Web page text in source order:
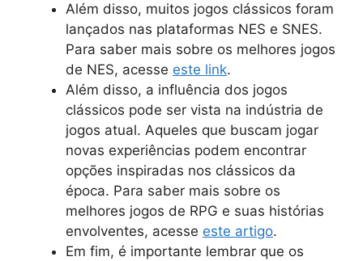
Além disso, muitos jogos clássicos foram
lançados nas plataformas NES e SNES.
Para saber mais sobre os melhores jogos
de NES, acesse este link.
Além disso, a influência dos jogos
clássicos pode ser vista na indústria de
jogos atual. Aqueles que buscam jogar
novas experiências podem encontrar
opções inspiradas nos clássicos da
época. Para saber mais sobre os
melhores jogos de RPG e suas histórias
envolventes, acesse este artigo.
Em fim, é importante lembrar que os